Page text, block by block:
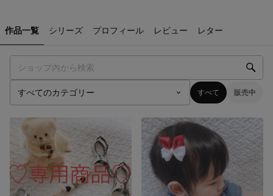
作品一覧 シリーズ プロフィール レビュー レター
すべて 販売中